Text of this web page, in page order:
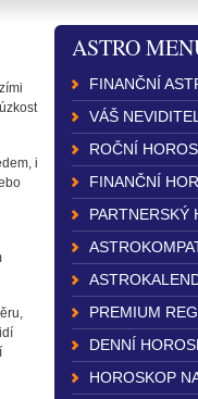
i
ASTRO
FINANČNÍ
VÁŠ
ROČNÍ
FINANČNÍ
PARTNERSKÝ
PREMIUM
DENNÍ
HOROSKOP